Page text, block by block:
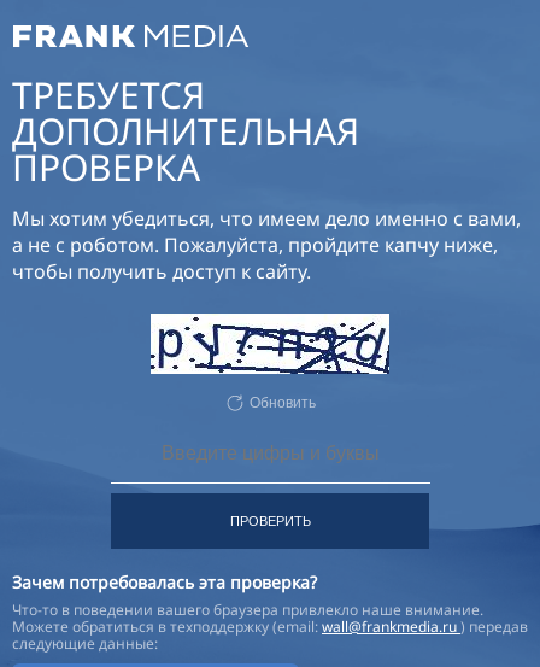
ТРЕБУЕТСЯ
ДОПОЛНИТЕЛЬНАЯ
ПРОВЕРКА
Мы хотим убедиться, что имеем дело именно с вами,
а не с роботом. Пожалуйста, пройдите капчу ниже,
чтобы получить доступ к сайту.
Обновить
ПРОВЕРИТЬ
Зачем потребовалась эта проверка?
Что-то в поведении вашего браузера привлекло наше внимание.
Можете обратиться в техподдержку (email:wall@frankmedia.ru) передав
следующие данные: